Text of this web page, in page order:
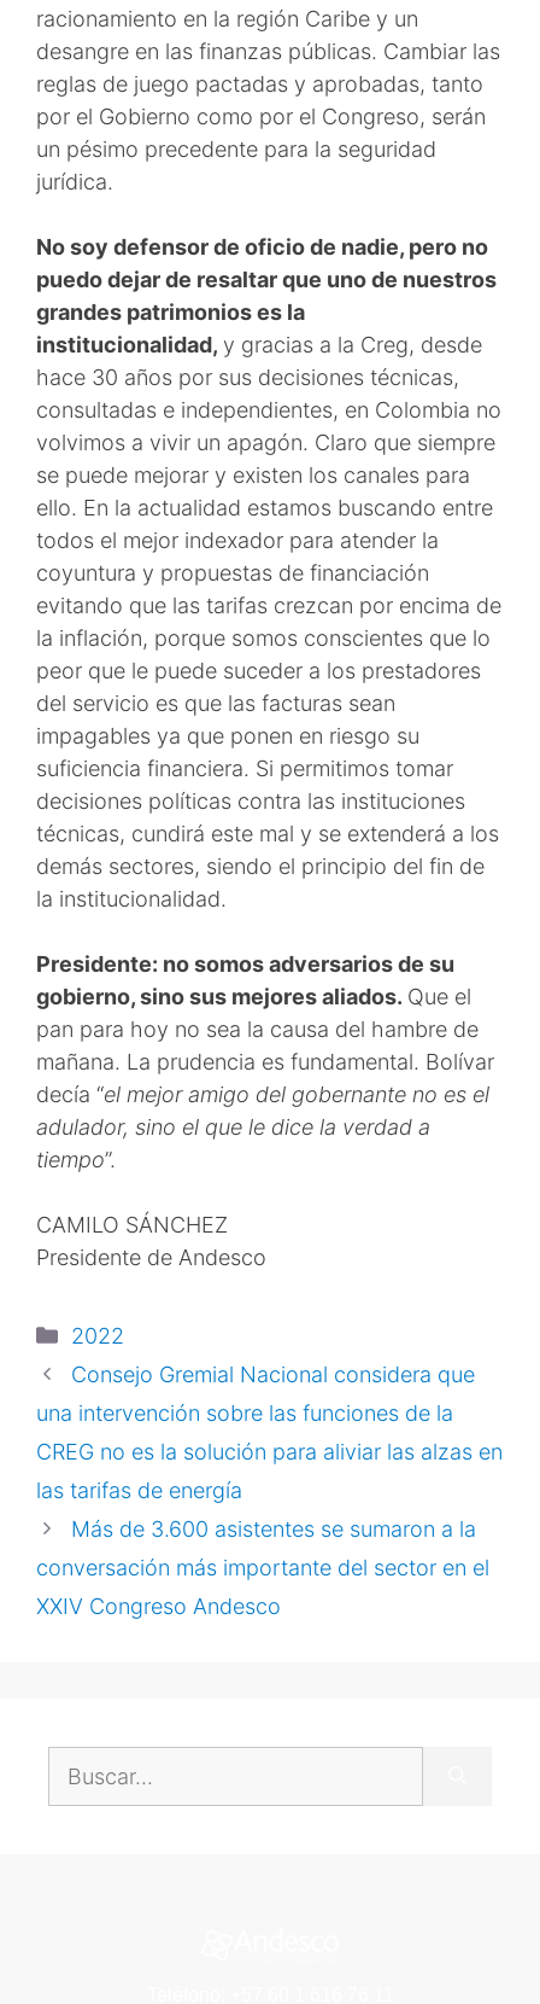
racionamiento en la región Caribe y un
desangre en las finanzas públicas. Cambiar las
reglas de juego pactadas y aprobadas, tanto
por el Gobierno como por el Congreso, serán
un pésimo precedente para la seguridad
jurídica.
No soy defensor de oficio de nadie, pero no
puedo dejar de resaltar que uno de nuestros
grandes patrimonios es la
institucionalidad, y gracias a la Creg, desde
hace 30 años por sus decisiones técnicas,
consultadas e independientes, en Colombia no
volvimos a vivir un apagón. Claro que siempre
se puede mejorar y existen los canales para
ello. En la actualidad estamos buscando entre
todos el mejor indexador para atender la
coyuntura y propuestas de financiación
evitando que las tarifas crezcan por encima de
la inflación, porque somos conscientes que lo
peor que le puede suceder a los prestadores
del servicio es que las facturas sean
impagables ya que ponen en riesgo su
suficiencia financiera. Si permitimos tomar
decisiones políticas contra las instituciones
técnicas, cundirá este mal y se extenderá a los
demás sectores, siendo el principio del fin de
la institucionalidad.
Presidente: no somos adversarios de su
gobierno, sino sus mejores aliados. Que el
pan para hoy no sea la causa del hambre de
mañana. La prudencia es fundamental. Bolívar
decía “el mejor amigo del gobernante no es el
adulador, sino el que le dice la verdad a
tiempo”.
CAMILO SÁNCHEZ
Presidente de Andesco
2022
Consejo Gremial Nacional considera que
una intervención sobre las funciones de la
CREG no es la solución para aliviar las alzas en
las tarifas de energía
Más de 3.600 asistentes se sumaron a la
conversación más importante del sector en el
XXIV Congreso Andesco